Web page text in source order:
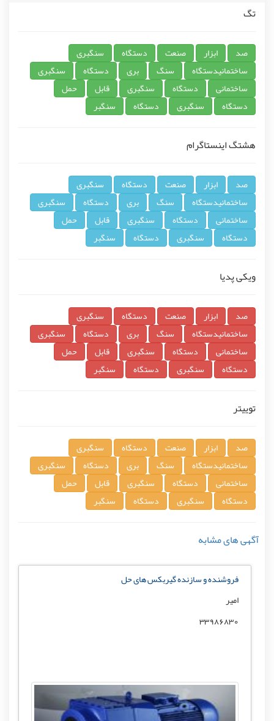
تگ
صد ابزار صنعت دستگاه
سنگبری
ساختمانیدستگاه
سنگ بری دستگاه
سنگبری
ساختمانی
دستگاه سنگبری قابل
حمل
دستگاه
سنگبری دستگاه سنگبر
هشتگ اینستاگرام
صد ابزار صنعت دستگاه
سنگبری
ساختمانیدستگاه
سنگ بری دستگاه
سنگبری
ساختمانی
دستگاه سنگبری قابل
حمل
دستگاه
سنگبری دستگاه سنگبر
ویکی پدیا
صد ابزار صنعت دستگاه
سنگبری
ساختمانیدستگاه
سنگ بری دستگاه
سنگبری
ساختمانی
دستگاه سنگبری قابل
حمل
دستگاه
سنگبری دستگاه سنگبر
توییتر
صد ابزار صنعت دستگاه
سنگبری
ساختمانیدستگاه
سنگ بری دستگاه
سنگبری
ساختمانی
دستگاه سنگبری قابل
حمل
دستگاه
سنگبری دستگاه سنگبر
آگهی های مشابه
فروشنده و سازنده گیربکس های حل
امیر
33986830